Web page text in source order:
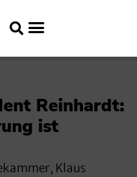
Reinhardt:
ist
Klaus